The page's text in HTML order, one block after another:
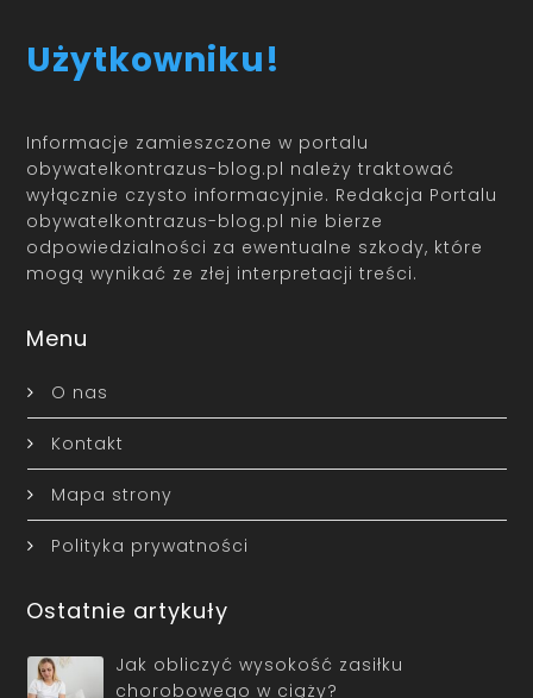
Użytkowniku!
Informacje zamieszczone w portalu
obywatelkontrazus-blog.pl należy traktować
wyłącznie czysto informacyjnie. Redakcja Portalu
obywatelkontrazus-blog.pl nie bierze
odpowiedzialności za ewentualne szkody, które
mogą wynikać ze złej interpretacji treści.
Menu
O nas
Kontakt
Mapa strony
Polityka prywatności
Ostatnie artykuły
Jak obliczyć wysokość zasiłku
chorobowego w ciąży?